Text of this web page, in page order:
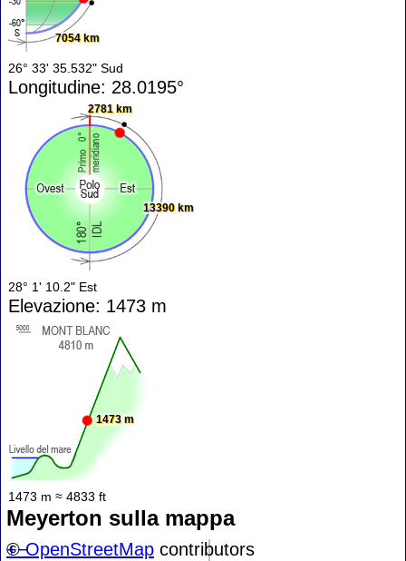
7054 km
26° 33' 35.532" Sud
Longitudine: 28.0195°
2781 km
13390 km
28° 1' 10.2" Est
Elevazione: 1473 m
1473 m
1473 m ≈ 4833 ft
Meyerton sulla mappa
+−
©OpenStreetMap contributors